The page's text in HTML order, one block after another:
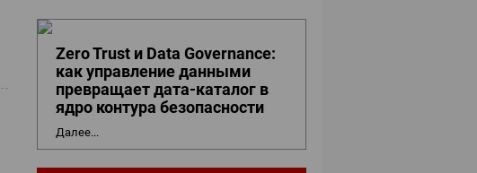
Zero Trust и Data Governance:
как управление данными
превращает дата-каталог в
ядро контура безопасности
Далее...